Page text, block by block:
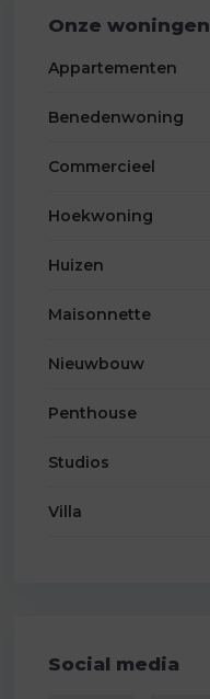
Onze woningen
Appartementen
Benedenwoning
Commercieel
Hoekwoning
Huizen
Maisonnette
Nieuwbouw
Penthouse
Studios
Villa
Social media